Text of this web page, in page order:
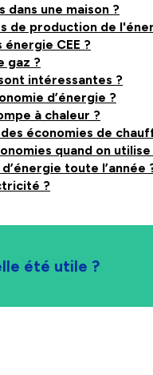
dans une maison ?
de production de
CEE ?
gaz ?
intéressantes ?
d’énergie ?
à chaleur ?
économies de
quand on
toute l’année
?
été utile ?